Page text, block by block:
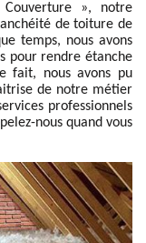
Couverture », notre
de toiture de
temps, nous avons
pour rendre étanche
fait, nous avons pu
de notre métier
professionnels
nous quand vous